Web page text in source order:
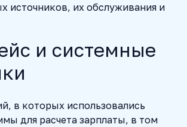
источников, их обслуживания и
и системные
в которых использовались
для расчета зарплаты, в том